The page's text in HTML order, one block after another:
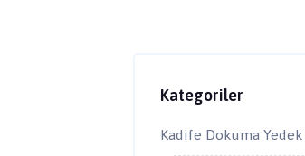
Kategoriler
Kadife Dokuma Yedek